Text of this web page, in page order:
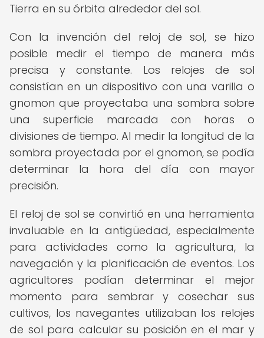
Tierra en su órbita alrededor del sol.
Con la invención del reloj de sol, se hizo
posible medir el tiempo de manera más
precisa y constante. Los relojes de sol
consistían en un dispositivo con una varilla o
gnomon que proyectaba una sombra sobre
una superficie marcada con horas o
divisiones de tiempo. Al medir la longitud de la
sombra proyectada por el gnomon, se podía
determinar la hora del día con mayor
precisión.
El reloj de sol se convirtió en una herramienta
invaluable en la antigüedad, especialmente
para actividades como la agricultura, la
navegación y la planificación de eventos. Los
agricultores podían determinar el mejor
momento para sembrar y cosechar sus
cultivos, los navegantes utilizaban los relojes
de sol para calcular su posición en el mar y